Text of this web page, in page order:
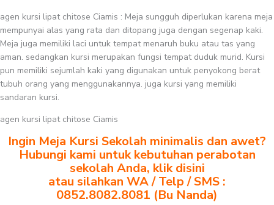
agen kursi lipat chitose Ciamis : Meja sungguh diperlukan karena meja
mempunyai alas yang rata dan ditopang juga dengan segenap kaki.
Meja juga memiliki laci untuk tempat menaruh buku atau tas yang
aman. sedangkan kursi merupakan fungsi tempat duduk murid. Kursi
pun memiliki sejumlah kaki yang digunakan untuk penyokong berat
tubuh orang yang menggunakannya. juga kursi yang memiliki
sandaran kursi.
agen kursi lipat chitose Ciamis
Ingin Meja Kursi Sekolah minimalis dan awet?
Hubungi kami untuk kebutuhan perabotan
sekolah Anda, klik disini
atau silahkan WA / Telp / SMS :
0852.8082.8081 (Bu Nanda)